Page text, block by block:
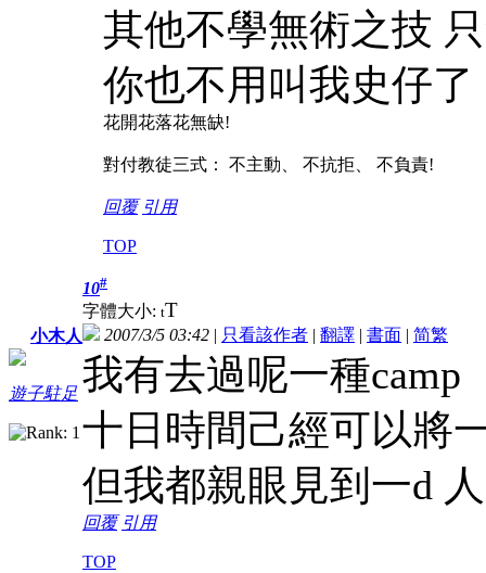
其他不學無術之技
你也不用叫我史仔
花開花落花無缺!
對付教徒三式： 不主動、 不抗拒、 不負責!
回覆 引用
TOP
小木人
遊子駐足
10#
字體大小: tT
2007/3/5 03:42 | 只看該作者 | 翻譯 | 書面 | 简繁
我有去過呢一種camp
十日時間己經可以將
但我都親眼見到一d
回覆 引用
TOP